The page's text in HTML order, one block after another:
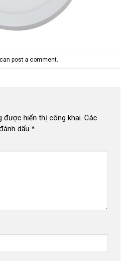
post a comment.
được hiển thị công khai. Các
dấu *